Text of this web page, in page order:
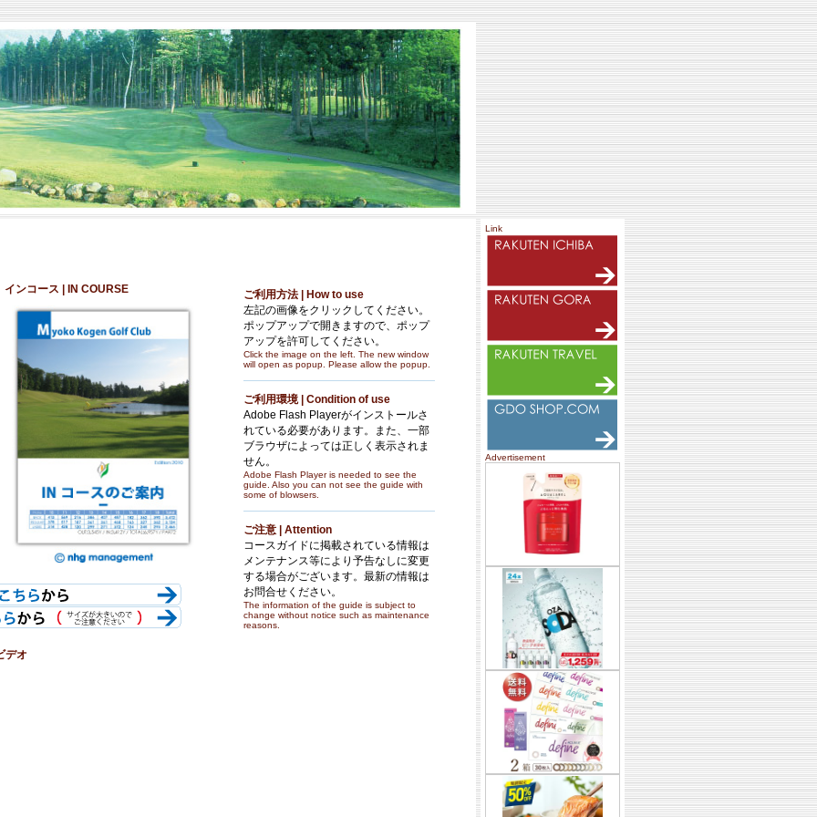
インコース | IN COURSE
デオ
ご利用方法 | How to use
左記の画像をクリックしてください。
ポップアップで開きますので、ポップ
アップを許可してください。
Click the image on the left. The new window
will open as popup. Please allow the popup.
ご利用環境 | Condition of use
Adobe Flash Playerがインストールさ
れている必要があります。また、一部
ブラウザによっては正しく表示されま
せん。
Adobe Flash Player is needed to see the
guide. Also you can not see the guide with
some of blowsers.
ご注意 | Attention
コースガイドに掲載されている情報は
メンテナンス等により予告なしに変更
する場合がございます。最新の情報は
お問合せください。
The information of the guide is subject to
change without notice such as maintenance
reasons.
Link
Advertisement